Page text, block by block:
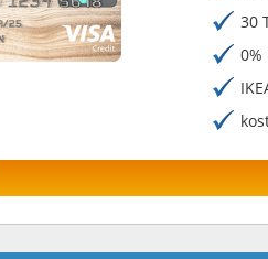
30
0%